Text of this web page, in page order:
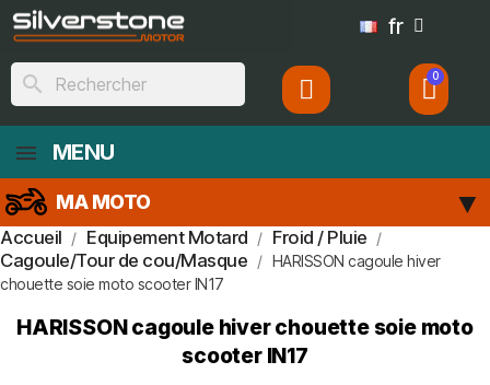
fr
search
MENU
MA MOTO
Accueil Equipement Motard
Froid / Pluie
Cagoule/Tour de cou/Masque
HARISSON cagoule hiver
chouette soie moto scooter IN17
HARISSON cagoule hiver chouette soie moto
scooter IN17